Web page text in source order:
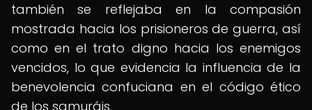
también se reflejaba en la compasión
mostrada hacia los prisioneros de guerra, así
como en el trato digno hacia los enemigos
vencidos, lo que evidencia la influencia de la
benevolencia confuciana en el código ético
de los samuráis.